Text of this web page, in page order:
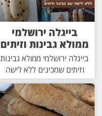
בייגלה ירושלמי
ממולא גבינות וזיתים
בייגלה ירושלמי ממולא גבינות
וזיתים שמכינים ללא לישה